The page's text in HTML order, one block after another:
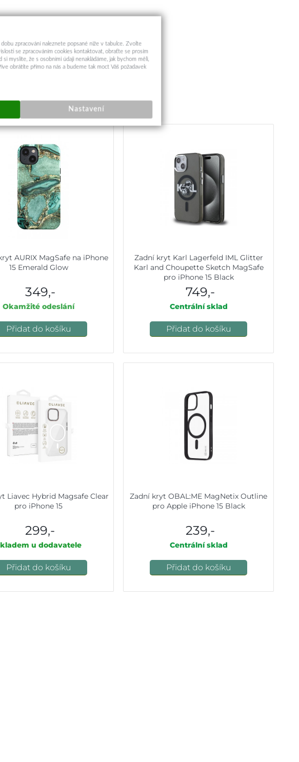
AURIX MagSafe na iPhone
15 Emerald Glow
349,-
Okamžité odeslání
Přidat do košíku
Zadní kryt Karl Lagerfeld IML Glitter
Karl and Choupette Sketch MagSafe
pro iPhone 15 Black
749,-
Centrální sklad
Přidat do košíku
Liavec Hybrid Magsafe Clear
pro iPhone 15
299,-
u dodavatele
Přidat do košíku
Zadní kryt OBAL:ME MagNetix Outline
pro Apple iPhone 15 Black
239,-
Centrální sklad
Přidat do košíku
zpracování naleznete popsané níže v tabulce. Zvolte
se zpracováním cookies kontaktovat, obraťte se prosím
myslíte, že s osobními údaji nenakládáme, jak bychom měli,
obrátíte přímo na nás a budeme tak moct Váš požadavek
Nastavení